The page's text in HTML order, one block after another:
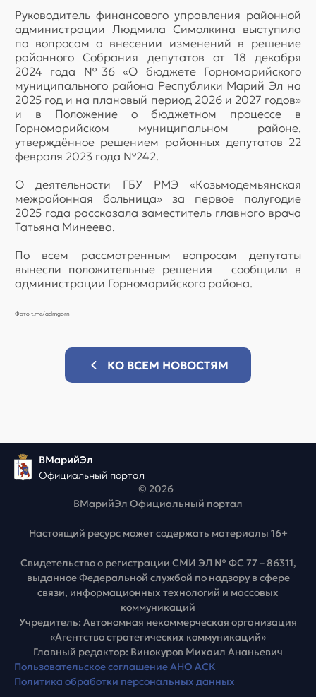
Руководитель финансового управления районной
администрации Людмила Симолкина выступила
по вопросам о внесении изменений в решение
районного Собрания депутатов от 18 декабря
2024 года №36 «О бюджете Горномарийского
муниципального района Республики Марий Эл на
2025 год и на плановый период 2026 и 2027 годов»
и в Положение о бюджетном процессе в
Горномарийском муниципальном районе,
утверждённое решением районных депутатов 22
февраля 2023 года №242.
О деятельности ГБУ РМЭ «Козьмодемьянская
межрайонная больница» за первое полугодие
2025 года рассказала заместитель главного врача
Татьяна Минеева.
По всем рассмотренным вопросам депутаты
вынесли положительные решения – сообщили в
администрации Горномарийского района.
Фото t.me/admgorn
КО ВСЕМ НОВОСТЯМ
ВМарийЭл
Официальный портал
© 2026
ВМарийЭл Официальный портал
Настоящий ресурс может содержать материалы 16+
Свидетельство о регистрации СМИ ЭЛ № ФС 77 – 86311,
выданное Федеральной службой по надзору в сфере
связи, информационных технологий и массовых
коммуникаций
Учредитель: Автономная некоммерческая организация
«Агентство стратегических коммуникаций»
Главный редактор: Винокуров Михаил Ананьевич
Пользовательское соглашение АНО АСК
Политика обработки персональных данных